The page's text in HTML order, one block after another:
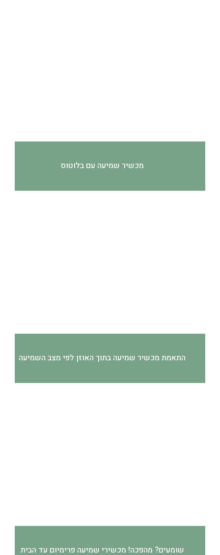
מכשיר שמיעה עם בלוטוס
התאמת מכשיר שמיעה בתוך האוזן לפי מצב השמיעה
שומעים? מהפכה! מכשירי שמיעה פרימיום עד הבית